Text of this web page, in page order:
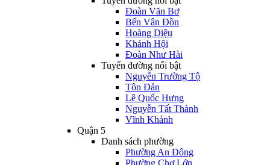
Đoàn Văn Bơ
Bến Vân Đồn
Hoàng Diệu
Khánh Hội
Đoàn Như Hài
Tuyến đường nổi bật
Nguyễn Trường Tộ
Tôn Đản
Lê Quốc Hưng
Nguyễn Tất Thành
Vĩnh Khánh
Quận 5
Danh sách phường
Phường An Đông
Phường Chợ Lớn